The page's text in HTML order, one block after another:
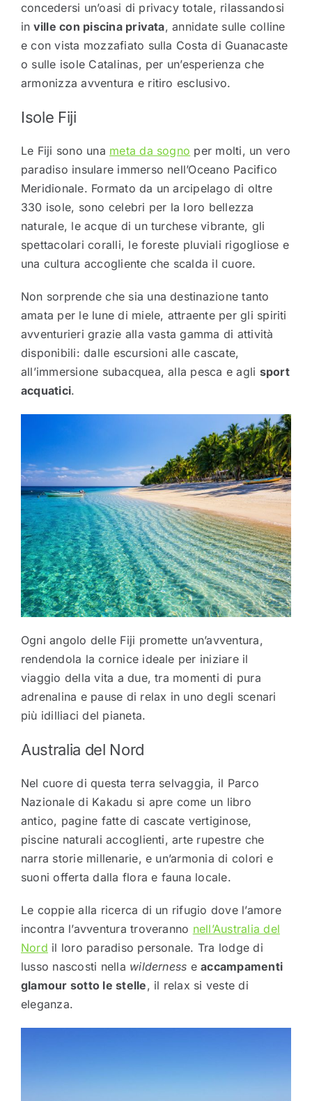
concedersi un’oasi di privacy totale, rilassandosi
in ville con piscina privata, annidate sulle colline
e con vista mozzafiato sulla Costa di Guanacaste
o sulle isole Catalinas, per un’esperienza che
armonizza avventura e ritiro esclusivo.
Isole Fiji
Le Fiji sono una meta da sogno per molti, un vero
paradiso insulare immerso nell’Oceano Pacifico
Meridionale. Formato da un arcipelago di oltre
330 isole, sono celebri per la loro bellezza
naturale, le acque di un turchese vibrante, gli
spettacolari coralli, le foreste pluviali rigogliose e
una cultura accogliente che scalda il cuore.
Non sorprende che sia una destinazione tanto
amata per le lune di miele, attraente per gli spiriti
avventurieri grazie alla vasta gamma di attività
disponibili: dalle escursioni alle cascate,
all’immersione subacquea, alla pesca e agli sport
acquatici.
Ogni angolo delle Fiji promette un’avventura,
rendendola la cornice ideale per iniziare il
viaggio della vita a due, tra momenti di pura
adrenalina e pause di relax in uno degli scenari
più idilliaci del pianeta.
Australia del Nord
Nel cuore di questa terra selvaggia, il Parco
Nazionale di Kakadu si apre come un libro
antico, pagine fatte di cascate vertiginose,
piscine naturali accoglienti, arte rupestre che
narra storie millenarie, e un’armonia di colori e
suoni offerta dalla flora e fauna locale.
Le coppie alla ricerca di un rifugio dove l’amore
incontra l’avventura troveranno nell’Australia del
Nord il loro paradiso personale. Tra lodge di
lusso nascosti nella wilderness eaccampamenti
glamour sotto le stelle, il relax si veste di
eleganza.